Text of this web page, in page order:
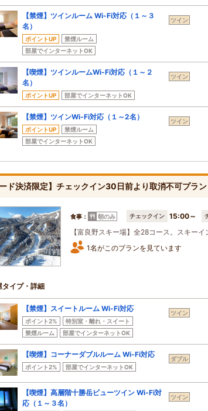
【禁煙】ツインルーム Wi-Fi対応（１～３
名）
ポイントUP
禁煙ルーム
部屋でインターネットOK
ツイン
【喫煙】ツインルームWi-Fi対応（１～２
名）
ポイントUP 部屋でインターネットOK
ツイン
【禁煙】ツインWi-Fi対応（１～2名）
ポイントUP
禁煙ルーム
部屋でインターネットOK
ツイン
ド決済限定】チェックイン30日前より取消不可プラ
食事： 朝のみ チェックイン 15:00～
【富良野スキー場】全28コース。スキー
1名がこのプランを見ています
タイプ・詳細
【禁煙】スイートルーム Wi-Fi対応
ポイント2%
特別室・離れ・スイート
禁煙ルーム
部屋でインターネットOK
ツイン
【喫煙】コーナーダブルルーム Wi-Fi対応
ポイント2% 部屋でインターネットOK
ダブル
【喫煙】高層階十勝岳ビューツイン Wi-Fi対
応（１～３名）
ツイン